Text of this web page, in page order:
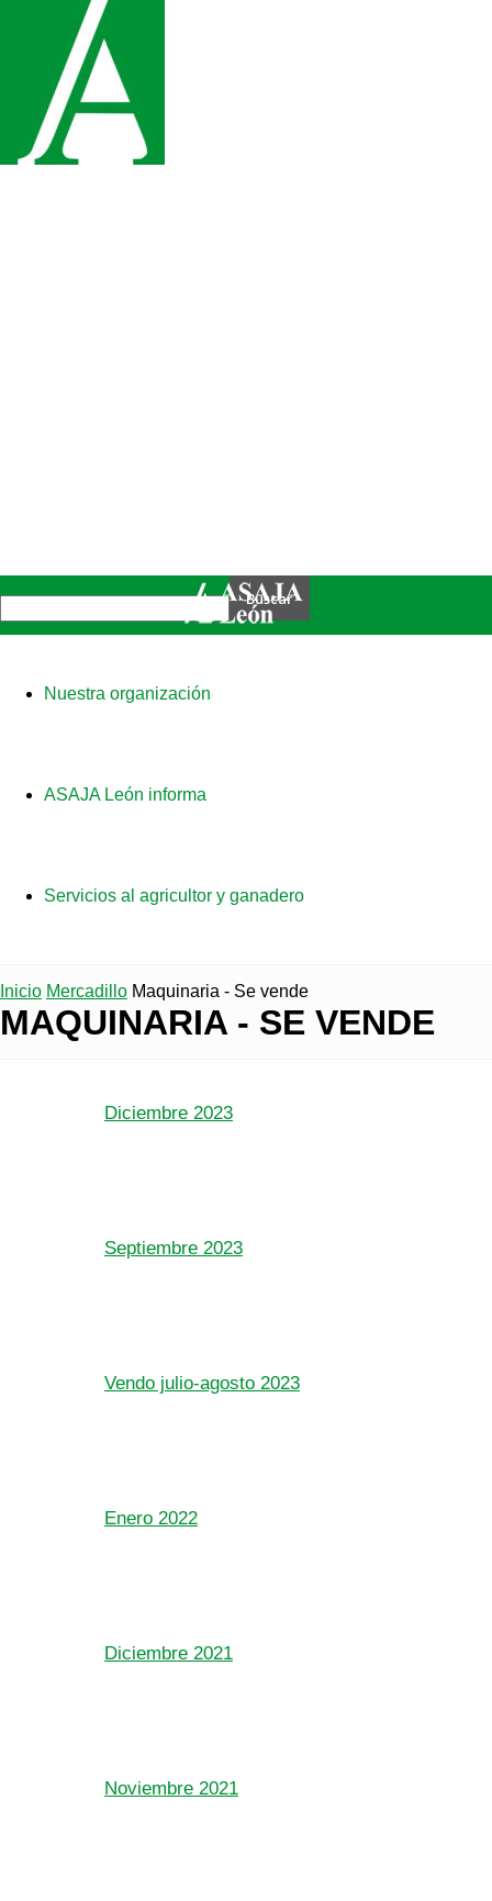
Nuestra organización
ASAJA León informa
Servicios al agricultor y ganadero
Inicio Mercadillo Maquinaria - Se vende
MAQUINARIA - SE VENDE
Diciembre 2023
Septiembre 2023
Vendo julio-agosto 2023
Enero 2022
Diciembre 2021
Noviembre 2021